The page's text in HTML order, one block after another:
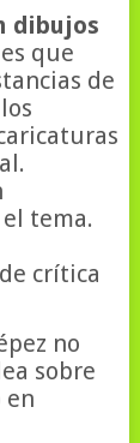
dibujos
que
de
tema.
crítica
no
sobre
en